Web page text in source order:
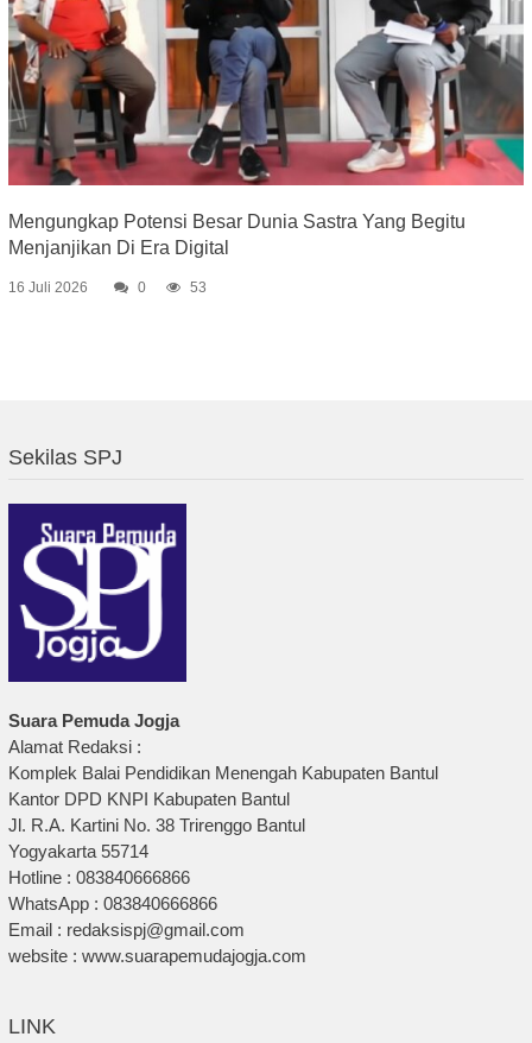
Mengungkap Potensi Besar Dunia Sastra Yang Begitu
Menjanjikan Di Era Digital
16 Juli 2026 0 53
Sekilas SPJ
Suara Pemuda Jogja
Alamat Redaksi :
Komplek Balai Pendidikan Menengah Kabupaten Bantul
Kantor DPD KNPI Kabupaten Bantul
Jl. R.A. Kartini No. 38 Trirenggo Bantul
Yogyakarta 55714
Hotline : 083840666866
WhatsApp : 083840666866
Email : redaksispj@gmail.com
website : www.suarapemudajogja.com
LINK